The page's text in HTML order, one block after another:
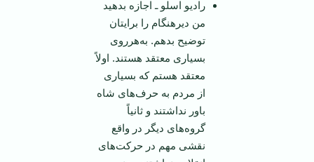
رادیو اسلو ـ اجازه بدهید
من دیرهنگام را برایتان
توضیح بدهم. به‌هرروی
بسیاری معتقد هستند. اولاً
معتقد هستم که بسیاری
از مردم به حرف‌های شاه
باور نداشتند و ثانیاً
گروه‌های دیگر در واقع
نقشی مهم در حرکت‌های